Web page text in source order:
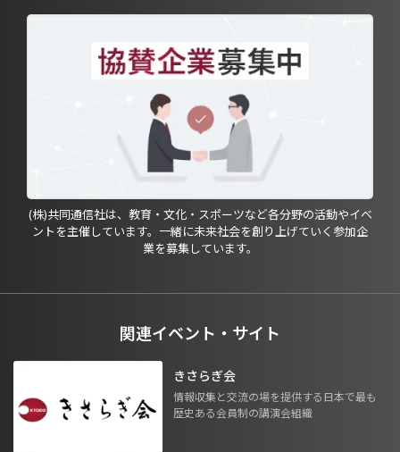
(株)共同通信社は、教育・文化・スポーツなど各分野の活動やイベ
ントを主催しています。一緒に未来社会を創り上げていく参加企
業を募集しています。
関連イベント・サイト
きさらぎ会
情報収集と交流の場を提供する日本で最も
歴史ある会員制の講演会組織